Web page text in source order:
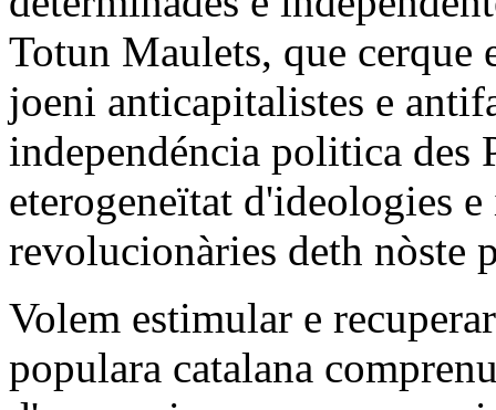
Totun Maulets, que cerque
joeni anticapitalistes e
independéncia politica des
eterogeneïtat d'ideologies
revolucionàries deth nòste
Volem estimular e
populara catalana